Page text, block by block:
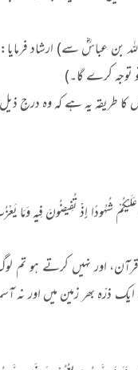
ارشاد فرمایا: ’’احفَظِ
کا طریقہ یہ ہے کہ وہ درجِ
شُهُودًا إِذْ تُفِيضُونَ فِيهِ
اور نہیں کرتے ہو
زمین میں اور نہ